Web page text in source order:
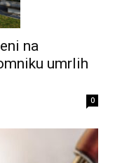
na
umrlih
0